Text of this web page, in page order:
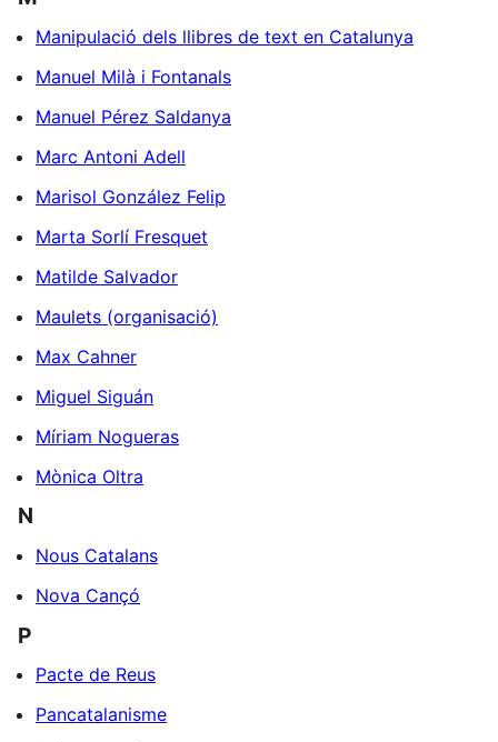
Manipulació dels llibres de text en Catalunya
Manuel Milà i Fontanals
Manuel Pérez Saldanya
Marc Antoni Adell
Marisol González Felip
Marta Sorlí Fresquet
Matilde Salvador
Maulets (organisació)
Max Cahner
Miguel Siguán
Míriam Nogueras
Mònica Oltra
N
Nous Catalans
Nova Cançó
P
Pacte de Reus
Pancatalanisme